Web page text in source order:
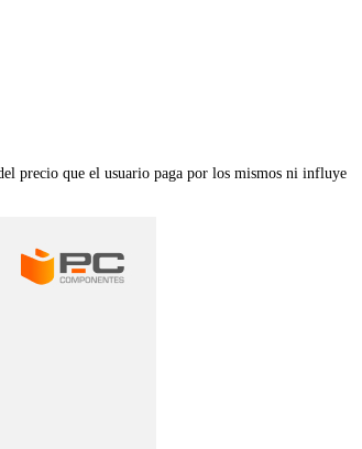
precio que el usuario paga por los mismos ni influye